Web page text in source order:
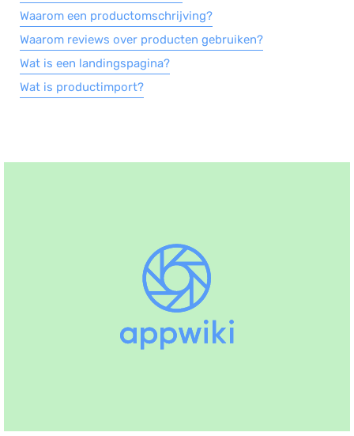
Waarom een productomschrijving?
Waarom reviews over producten gebruiken?
Wat is een landingspagina?
Wat is productimport?